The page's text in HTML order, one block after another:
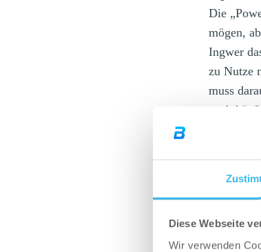
Diese Webseite
Wir verwenden
Die
mögen,
Ingwer
zu Nutze
muss
auch